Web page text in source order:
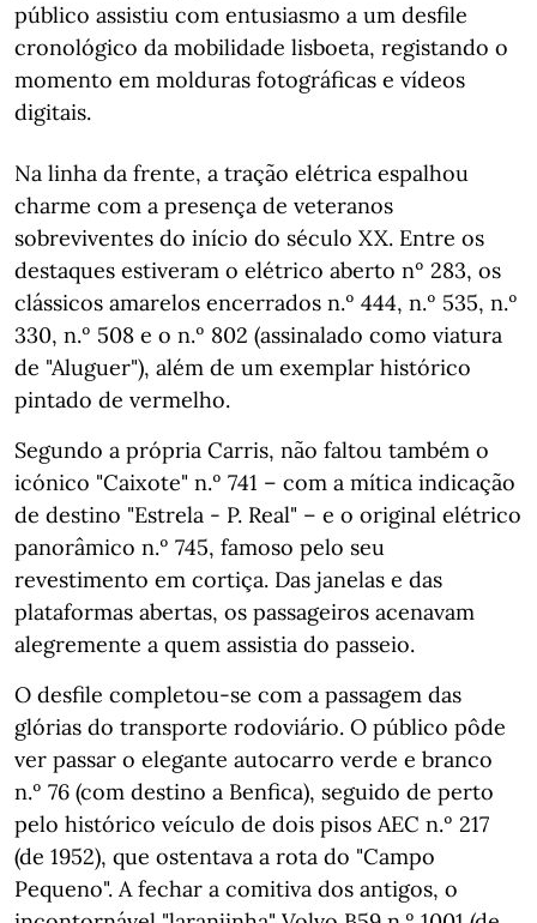
público assistiu com entusiasmo a um desfile
cronológico da mobilidade lisboeta, registando o
momento em molduras fotográficas e vídeos
digitais.
Na linha da frente, a tração elétrica espalhou
charme com a presença de veteranos
sobreviventes do início do século XX. Entre os
destaques estiveram o elétrico aberto nº 283, os
clássicos amarelos encerrados n.º 444, n.º 535, n.º
330, n.º 508 e o n.º 802 (assinalado como viatura
de "Aluguer"), além de um exemplar histórico
pintado de vermelho.
Segundo a própria Carris, não faltou também o
icónico "Caixote" n.º 741 – com a mítica indicação
de destino "Estrela - P. Real" – e o original elétrico
panorâmico n.º 745, famoso pelo seu
revestimento em cortiça. Das janelas e das
plataformas abertas, os passageiros acenavam
alegremente a quem assistia do passeio.
O desfile completou-se com a passagem das
glórias do transporte rodoviário. O público pôde
ver passar o elegante autocarro verde e branco
n.º 76 (com destino a Benfica), seguido de perto
pelo histórico veículo de dois pisos AEC n.º 217
(de 1952), que ostentava a rota do "Campo
Pequeno". A fechar a comitiva dos antigos, o